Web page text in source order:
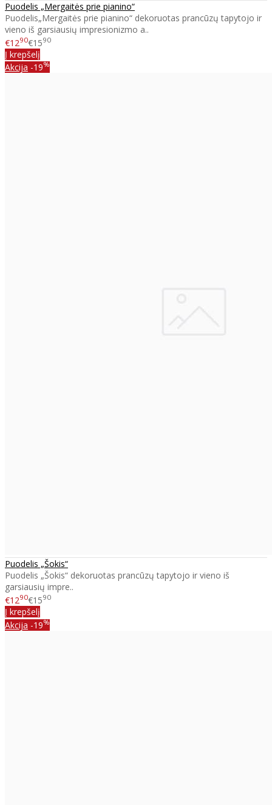
Puodelis „Mergaitės prie pianino“
Puodelis„Mergaitės prie pianino“ dekoruotas prancūzų tapytojo ir
vieno iš garsiausių impresionizmo a..
€1290€1590
Į krepšelį
Akcija -19%
Puodelis „Šokis“
Puodelis „Šokis“ dekoruotas prancūzų tapytojo ir vieno iš
garsiausių impre..
€1290€1590
Į krepšelį
Akcija -19%